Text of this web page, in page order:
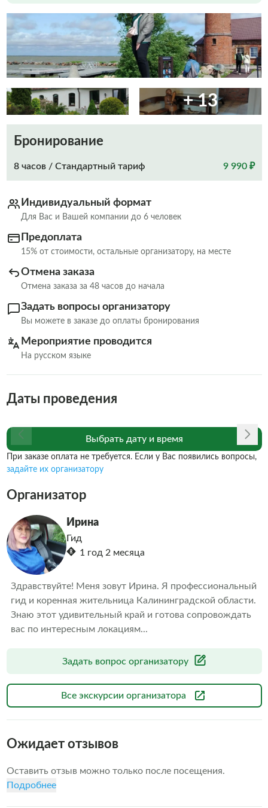
+ 13
Бронирование
8 часов / Стандартный тариф 9 990 ₽
Индивидуальный формат
Для Вас и Вашей компании до 6 человек
Предоплата
15% от стоимости, остальные организатору, на месте
Отмена заказа
Отмена заказа за 48 часов до начала
Задать вопросы организатору
Вы можете в заказе до оплаты бронирования
Мероприятие проводится
На русском языке
Даты проведения
Выбрать дату и время
При заказе оплата не требуется. Если у Вас появились вопросы,
задайте их организатору
Организатор
Ирина
Гид
1 год 2 месяца
Здравствуйте! Меня зовут Ирина. Я профессиональный
гид и коренная жительница Калининградской области.
Знаю этот удивительный край и готова сопровождать
вас по интересным локациям...
Задать вопрос организатору
Все экскурсии организатора
Ожидает отзывов
Оставить отзыв можно только после посещения.
Подробнее